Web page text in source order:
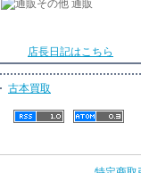
店長日記はこちら
古本買取